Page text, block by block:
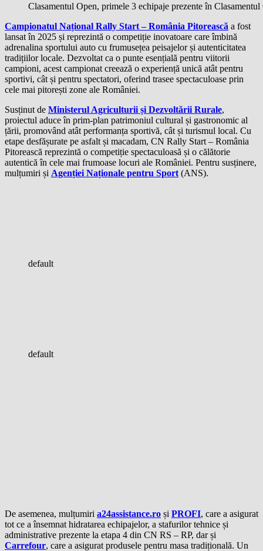
Clasamentul Open, primele 3 echipaje prezente în
Campionatul Național Rally Start – România Pitorească a fost
lansat în 2025 și reprezintă o competiție inovatoare care îmbină
adrenalina sportului auto cu frumusețea peisajelor și autenticitatea
tradițiilor locale. Dezvoltat ca o punte esențială pentru viitorii
campioni, acest campionat creează o experiență unică atât pentru
sportivi, cât și pentru spectatori, oferind trasee spectaculoase prin
cele mai pitorești zone ale României.
Susținut de Ministerul Agriculturii și Dezvoltării Rurale,
proiectul aduce în prim-plan patrimoniul cultural și gastronomic al
țării, promovând atât performanța sportivă, cât și turismul local. Cu
etape desfășurate pe asfalt și macadam, CN Rally Start – România
Pitorească reprezintă o competiție spectaculoasă și o călătorie
autentică în cele mai frumoase locuri ale României. Pentru susținere,
mulțumiri și Agenției Naționale pentru Sport (ANS).
default
default
De asemenea, mulțumiri a24assistance.ro și PROFI, care a asigurat
tot ce a însemnat hidratarea echipajelor, a stafurilor tehnice și
administrative prezente la etapa 4 din CN RS – RP, dar și
Carrefour, care a asigurat produsele pentru masa tradițională. Un